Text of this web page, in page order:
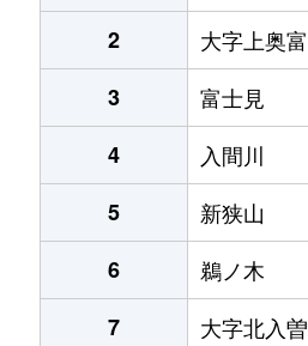
2
大字上奥富
3
富士見
4
入間川
5
新狭山
6
鵜ノ木
7
大字北入曽